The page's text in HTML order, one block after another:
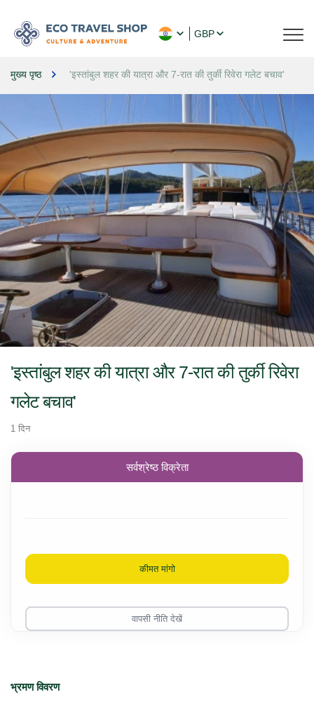
GBP
मुख्य पृष्ठ 'इस्तांबुल शहर की यात्रा और 7-रात की तुर्की रिवेरा गलेट बचाव'
भ्रमण विवरण
'इस्तांबुल शहर की यात्रा और 7-रात की तुर्की रिवेरा
गलेट बचाव'
1 दिन
सर्वश्रेष्ठ विक्रेता
कीमत मांगो
वापसी नीति देखें